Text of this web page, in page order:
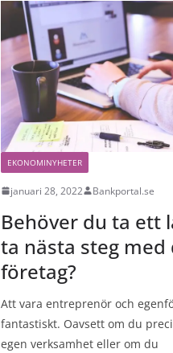
EKONOMINYHETER
januari 28, 2022 Bankportal.se
Behöver du ta ett
ta nästa steg
företag?
Att vara entreprenör och
fantastiskt. Oavsett om du
egen verksamhet eller om du